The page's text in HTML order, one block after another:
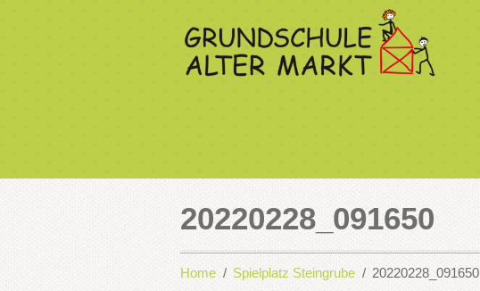
20220228_091650
Home Spielplatz Steingrube 20220228_091650